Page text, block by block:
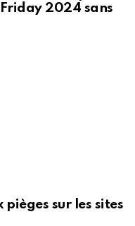
2024 sans
sur les sites